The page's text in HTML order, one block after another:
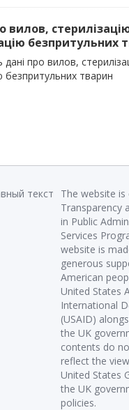
вилов,
безпритульних
дані про вилов,
безпритульних тварин
The website
Transparency
in Public
Services
website is
generous
American
United States
International
(USAID)
the UK
contents do
reflect the
United States
the UK
policies.